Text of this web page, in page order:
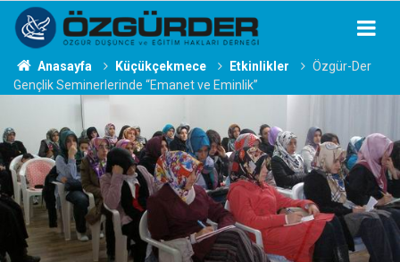
Anasayfa Küçükçekmece Etkinlikler
Özgür-Der
Gençlik Seminerlerinde “Emanet ve Eminlik”